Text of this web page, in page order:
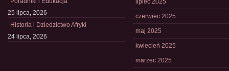
25 lipca, 2026
Historia i Dziedzictwo Afryki
24 lipca, 2026
lipiec 2025
czerwiec 2025
maj 2025
kwiecień 2025
marzec 2025